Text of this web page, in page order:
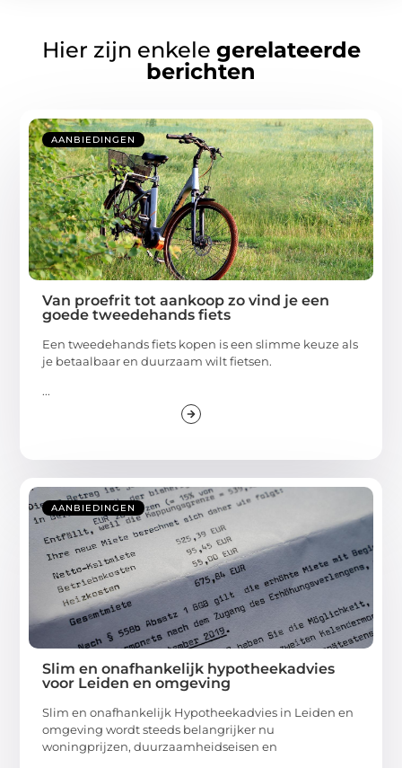
Hier zijn enkele gerelateerde
berichten
AANBIEDINGEN
Van proefrit tot aankoop zo vind je een
goede tweedehands fiets
Een tweedehands fiets kopen is een slimme keuze als
je betaalbaar en duurzaam wilt fietsen.
...
AANBIEDINGEN
Slim en onafhankelijk hypotheekadvies
voor Leiden en omgeving
Slim en onafhankelijk Hypotheekadvies in Leiden en
omgeving wordt steeds belangrijker nu
woningprijzen, duurzaamheidseisen en